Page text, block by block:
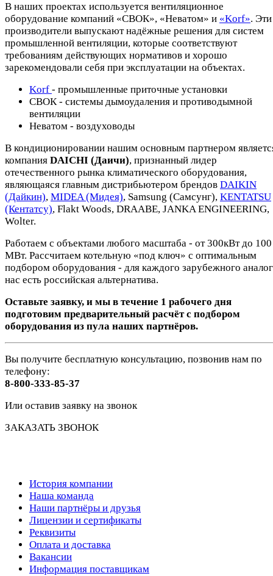
В наших проектах используется вентиляционное
оборудование компаний «СВОК», «Неватом» и «Korf». Эти
производители выпускают надёжные решения для систем
промышленной вентиляции, которые соответствуют
требованиям действующих нормативов и хорошо
зарекомендовали себя при эксплуатации на объектах.
Korf - промышленные приточные установки
СВОК - системы дымоудаления и противодымной
вентиляции
Неватом - воздуховоды
В кондиционировании нашим основным партнером
компания DAICHI (Даичи), признанный лидер
отечественного рынка климатического оборудования,
являющаяся главным дистрибьютером брендов DAIKIN
(Дайкин), MIDEA (Мидея), Samsung (Самсунг), KENTATSU
(Кентатсу), Flakt Woods, DRAABE, JANKA ENGINEERING,
Wolter.
Работаем с объектами любого масштаба - от 300кВт до 100
МВт. Рассчитаем котельную «под ключ» с оптимальным
подбором оборудования - для каждого зарубежного
нас есть российская альтернатива.
Оставьте заявку, и мы в течение 1 рабочего дня
подготовим предварительный расчёт с подбором
оборудования из пула наших партнёров.
Вы получите бесплатную консультацию, позвонив нам по
телефону:
8-800-333-85-37
Или оставив заявку на звонок
ЗАКАЗАТЬ ЗВОНОК
История компании
Наша команда
Наши партнёры и друзья
Лицензии и сертификаты
Реквизиты
Оплата и доставка
Вакансии
Информация поставщикам